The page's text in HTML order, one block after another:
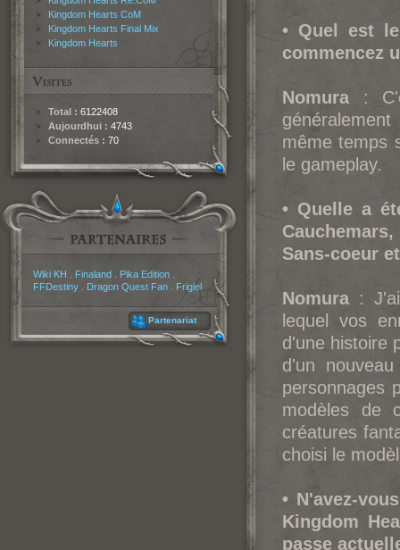
Kingdom Hearts CoM
Kingdom Hearts Final Mix
Kingdom Hearts
Total : 6122408
Aujourdhui : 4743
Connectés : 70
Wiki KH Finaland Pika Edition
FFDestiny
Dragon Quest Fan Frigiel
Partenariat
• Quel est
commencez
Nomura :
même temps
le gameplay.
• Quelle a
Sans-coeur
Nomura :
lequel vos
d'une histoire
d'un
personnages
modèles de
créatures
choisi le
• N'avez-
Kingdom
passe